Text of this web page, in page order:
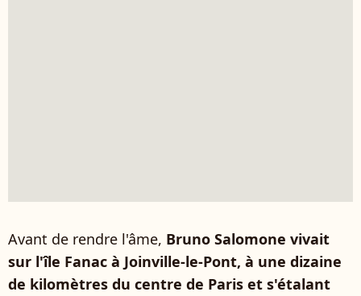
Avant de rendre l'âme, Bruno Salomone vivait
sur l'île Fanac à Joinville-le-Pont, à une dizaine
de kilomètres du centre de Paris et s'étalant